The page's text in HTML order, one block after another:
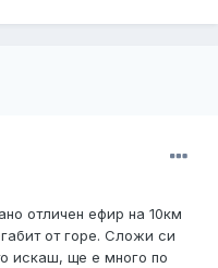
отличен ефир на 10км
от горе. Сложи си
искаш, ще е много по